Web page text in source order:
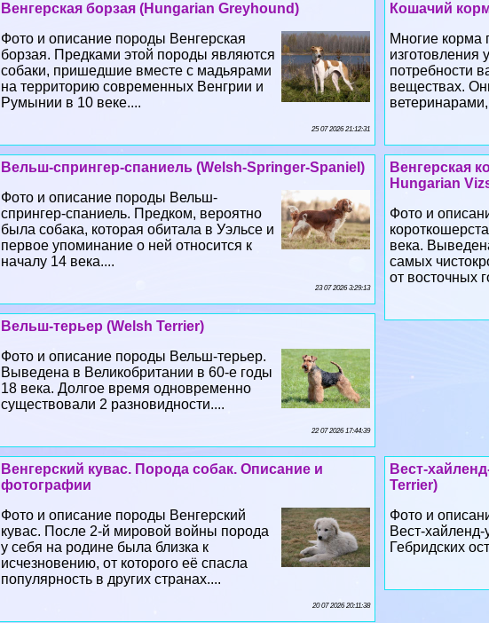
Кошачий
Многие
изготовления
потребности
веществах.
Венгерская борзая (Hungarian Greyhound)
Фото и описание породы Венгерская
борзая. Предками этой породы являются
собаки, пришедшие вместе с мадьярами
на территорию современных Венгрии и
Румынии в 10 веке....
25 07 2026 21:12:31
Венгерская
Hungarian
Фото и
века.
самых
от восточных
Вельш-спрингер-спаниель (Welsh-Springer-Spaniel)
Фото и описание породы Вельш-
спрингер-спаниель. Предком, вероятно
была собака, которая обитала в Уэльсе и
первое упоминание о ней относится к
началу 14 века....
23 07 2026 3:29:13
Вельш-терьер (Welsh Terrier)
Фото и описание породы Вельш-терьер.
Выведена в Великобритании в 60-е годы
18 века. Долгое время одновременно
существовали 2 разновидности....
22 07 2026 17:44:39
Вест-
Terrier)
Фото и
Вест-
Гебридских
Венгерский кувас. Порода собак. Описание и
фотографии
Фото и описание породы Венгерский
кувас. После 2-й мировой войны порода
у себя на родине была близка к
исчезновению, от которого её спасла
популярность в других странах....
20 07 2026 20:11:38